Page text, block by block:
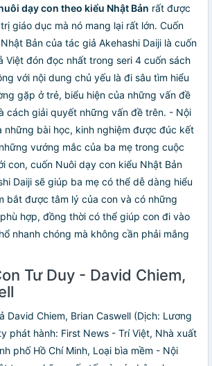
dạy con theo kiểu Nhật Bản rất được
giáo dục mà nó mang lại rất lớn. Cuốn
Bản của tác giả Akehashi Daiji là cuốn
Việt đón đọc nhất trong seri 4 cuốn sách
với nội dung chủ yếu là đi sâu tìm hiểu
gặp ở trẻ, biểu hiện của những vấn đề
cách giải quyết những vấn đề trên. - Nội
những bài học, kinh nghiệm được đúc kết
vướng mắc của ba mẹ trong cuộc
con, cuốn Nuôi dạy con kiểu Nhật Bản
Daiji sẽ giúp ba mẹ có thể dễ dàng hiểu
bắt được tâm lý của con và có những
hợp, đồng thời có thể giúp con đi vào
nhanh chóng mà không cần phải mắng
Tư Duy - David Chiem,
David Chiem, Brian Caswell (Dịch: Lương
phát hành: First News - Trí Việt, Nhà xuất
phố Hồ Chí Minh, Loại bìa mềm - Nội